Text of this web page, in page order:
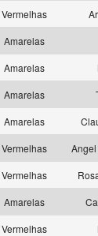
Vermelhas
Amarelas
Amarelas
Amarelas
Amarelas
Vermelhas
Vermelhas
Amarelas
Vermelhas